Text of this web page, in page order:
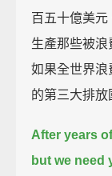
百五十億美元
生產那些被浪
如果全世界浪
的第三大排放
After years
but we need